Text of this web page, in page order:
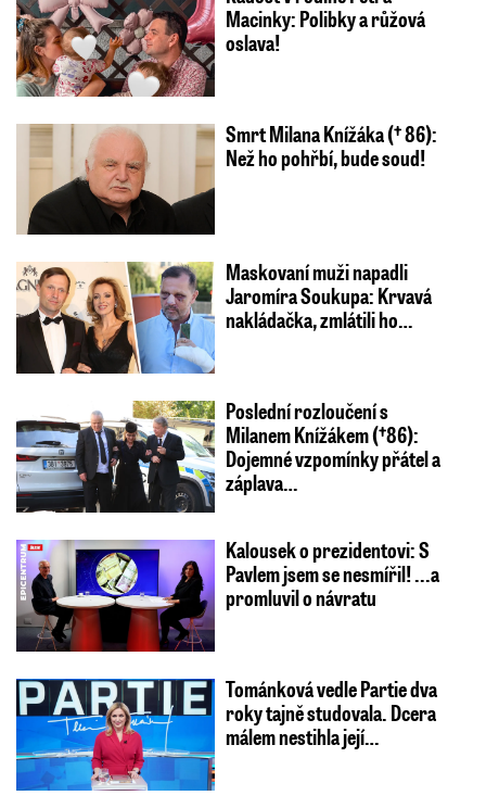
Macinky: Polibky a růžová
oslava!
Smrt Milana Knížáka († 86):
Než ho pohřbí, bude soud!
Maskovaní muži napadli
Jaromíra Soukupa: Krvavá
nakládačka, zmlátili ho…
Poslední rozloučení s
Milanem Knížákem (†86):
Dojemné vzpomínky přátel a
záplava…
Kalousek o prezidentovi: S
Pavlem jsem se nesmířil! ...a
promluvil o návratu
Tománková vedle Partie dva
roky tajně studovala. Dcera
málem nestihla její…